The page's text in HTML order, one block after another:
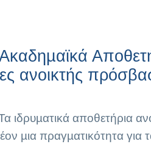
ανοικτής
αποθετήρια
µια πραγµατικότητα για